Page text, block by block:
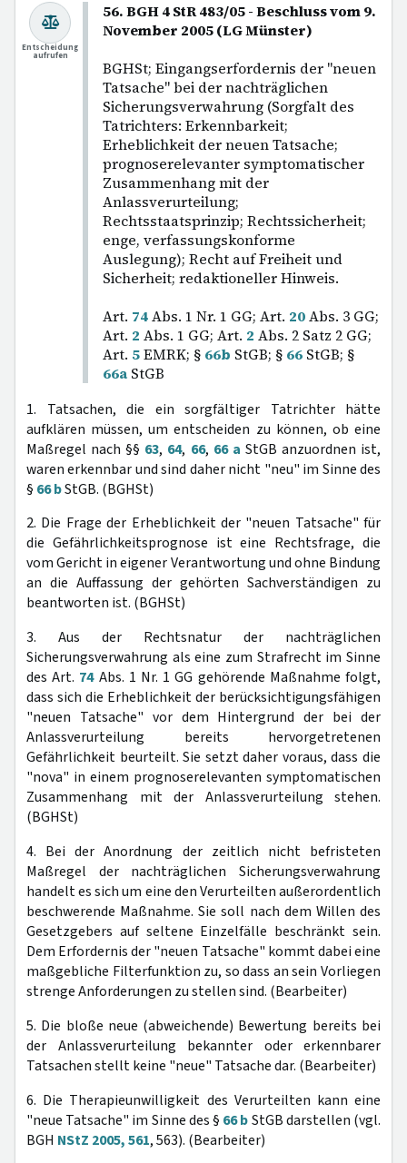
56. BGH 4 StR 483/05 - Beschluss vom 9.
November 2005 (LG Münster)
BGHSt; Eingangserfordernis der "neuen
Tatsache" bei der nachträglichen
Sicherungsverwahrung (Sorgfalt des
Tatrichters: Erkennbarkeit;
Erheblichkeit der neuen Tatsache;
prognoserelevanter symptomatischer
Zusammenhang mit der
Anlassverurteilung;
Rechtsstaatsprinzip; Rechtssicherheit;
enge, verfassungskonforme
Auslegung); Recht auf Freiheit und
Sicherheit; redaktioneller Hinweis.
Art. 74Abs. 1 Nr. 1 GG; Art. 20Abs. 3 GG;
Art. 2 Abs. 1 GG; Art. 2 Abs. 2 Satz 2 GG;
Art. 5EMRK; § 66b StGB; § 66 StGB; §
66a StGB
Entscheidung
aufrufen
1. Tatsachen, die ein sorgfältiger Tatrichter hätte
aufklären müssen, um entscheiden zu können, ob eine
Maßregel nach §§ 63, 64, 66, 66 a StGB anzuordnen ist,
waren erkennbar und sind daher nicht "neu" im Sinne des
§ 66 bStGB. (BGHSt)
2. Die Frage der Erheblichkeit der "neuen Tatsache" für
die Gefährlichkeitsprognose ist eine Rechtsfrage, die
vom Gericht in eigener Verantwortung und ohne Bindung
an die Auffassung der gehörten Sachverständigen zu
beantworten ist. (BGHSt)
3. Aus der Rechtsnatur der nachträglichen
Sicherungsverwahrung als eine zum Strafrecht im Sinne
des Art. 74Abs. 1 Nr. 1 GG gehörende Maßnahme folgt,
dass sich die Erheblichkeit der berücksichtigungsfähigen
"neuen Tatsache" vor dem Hintergrund der bei der
Anlassverurteilung bereits hervorgetretenen
Gefährlichkeit beurteilt. Sie setzt daher voraus, dass die
"nova" in einem prognoserelevanten symptomatischen
Zusammenhang mit der Anlassverurteilung stehen.
(BGHSt)
4. Bei der Anordnung der zeitlich nicht befristeten
Maßregel der nachträglichen Sicherungsverwahrung
handelt es sich um eine den Verurteilten außerordentlich
beschwerende Maßnahme. Sie soll nach dem Willen des
Gesetzgebers auf seltene Einzelfälle beschränkt sein.
Dem Erfordernis der "neuen Tatsache" kommt dabei eine
maßgebliche Filterfunktion zu, so dass an sein Vorliegen
strenge Anforderungen zu stellen sind. (Bearbeiter)
5. Die bloße neue (abweichende) Bewertung bereits bei
der Anlassverurteilung bekannter oder erkennbarer
Tatsachen stellt keine "neue" Tatsache dar. (Bearbeiter)
6. Die Therapieunwilligkeit des Verurteilten kann eine
"neue Tatsache" im Sinne des § 66 bStGB darstellen (vgl.
BGH NStZ 2005, 561, 563). (Bearbeiter)